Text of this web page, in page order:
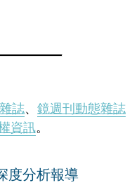
誌、 鏡週刊動態雜誌
資訊。
度分析報導